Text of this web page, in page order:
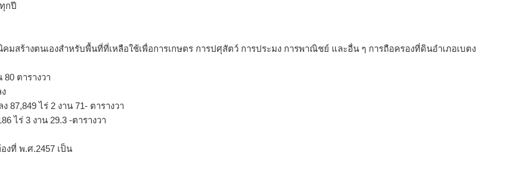
กปี
สร้างตนเองสำหรับพื้นที่ที่เหลือใช้เพื่อการเกษตร การปศุสัตว์ การประมง การพาณิชย์ และอื่น ๆ การถือครองที่ดินอำเภอเบตง
ตารางวา
87,849 ไร่ 2 งาน 71- ตารางวา
ไร่ 3 งาน 29.3 -ตารางวา
งที่ พ.ศ.2457 เป็น